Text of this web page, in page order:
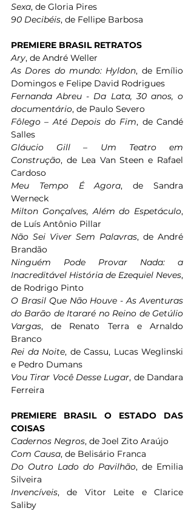
Sexa, de Gloria Pires
90 Decibéis, de Fellipe Barbosa
PREMIERE BRASIL RETRATOS
Ary, de André Weller
As Dores do mundo: Hyldon, de Emílio
Domingos e Felipe David Rodrigues
Fernanda Abreu - Da Lata, 30 anos, o
documentário, de Paulo Severo
Fôlego – Até Depois do Fim, de Candé
Salles
Gláucio Gill – Um Teatro em
Construção, de Lea Van Steen e Rafael
Cardoso
Meu Tempo É Agora, de Sandra
Werneck
Milton Gonçalves, Além do Espetáculo,
de Luís Antônio Pillar
Não Sei Viver Sem Palavras, de André
Brandão
Ninguém Pode Provar Nada: a
Inacreditável História de Ezequiel Neves,
de Rodrigo Pinto
O Brasil Que Não Houve - As Aventuras
do Barão de Itararé no Reino de Getúlio
Vargas, de Renato Terra e Arnaldo
Branco
Rei da Noite, de Cassu, Lucas Weglinski
e Pedro Dumans
Vou Tirar Você Desse Lugar, de Dandara
Ferreira
PREMIERE BRASIL O ESTADO DAS
COISAS
Cadernos Negros, de Joel Zito Araújo
Com Causa, de Belisário Franca
Do Outro Lado do Pavilhão, de Emilia
Silveira
Invencíveis, de Vitor Leite e Clarice
Saliby